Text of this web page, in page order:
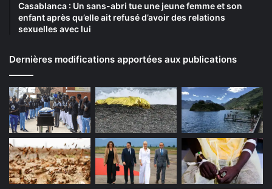
Casablanca : Un sans-abri tue une jeune femme et son
enfant après qu’elle ait refusé d’avoir des relations
sexuelles avec lui
Dernières modifications apportées aux publications